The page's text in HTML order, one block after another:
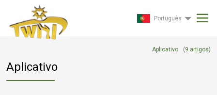
Português
Aplicativo (9 artigos)
Aplicativo